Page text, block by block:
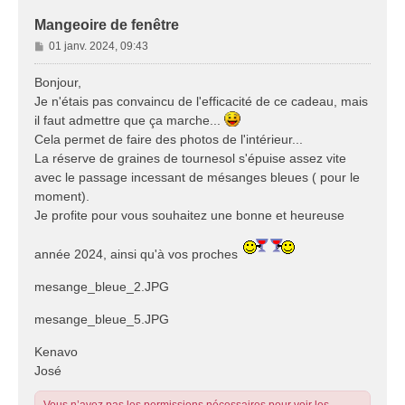
Mangeoire de fenêtre
M
e
s
g
e
01 janv. 2024, 09:43
Bonjour,
Je n'étais pas convaincu de l'efficacité de ce cadeau, mais
il faut admettre que ça marche...
Cela permet de faire des photos de l'intérieur...
La réserve de graines de tournesol s'épuise assez vite
avec le passage incessant de mésanges bleues ( pour le
moment).
Je profite pour vous souhaitez une bonne et heureuse
année 2024, ainsi qu'à vos proches
mesange_bleue_2.JPG
mesange_bleue_5.JPG
Kenavo
José